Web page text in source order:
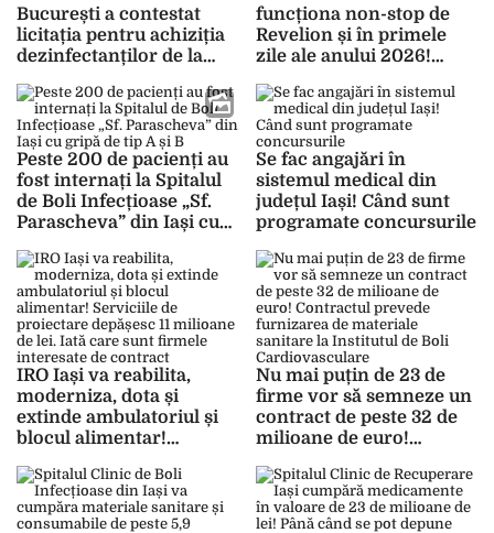
București a contestat
licitația pentru achiziția
dezinfectanților de la
Oncologie Iași! 14 din
cele 16 loturi au fost
suspendate
funcționa non-stop de
Revelion și în primele
zile ale anului 2026!
preluate prin Unitățile de
Primire Urgențe, iar
magazinele vor fi închise
pe 1 ianuarie
Peste 200 de pacienți au
fost internați la Spitalul
de Boli Infecțioase „Sf.
Parascheva” din Iași cu
Se fac angajări în
sistemul medical din
județul Iași! Când sunt
programate concursurile
IRO Iași va reabilita,
moderniza, dota și
extinde ambulatoriul și
blocul alimentar!
depășesc 11 milioane de
lei. Iată care sunt firmele
interesate de contract
Nu mai puțin de 23 de
firme vor să semneze un
contract de peste 32 de
milioane de euro!
furnizarea de materiale
sanitare la Institutul de
Boli Cardiovasculare